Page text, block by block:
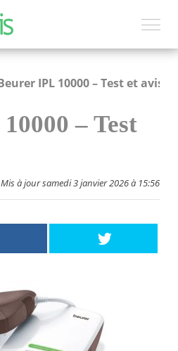
IPL 10000 – Test et avis
– Test
Mis à jour samedi 3 janvier 2026 à 15:56